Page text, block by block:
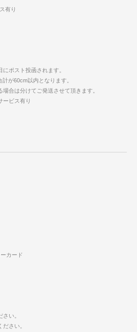
有り
にポスト投函されます。
が60cm以内となります。
場合は分けてご発送させて頂きます。
ービス有り
カード
い。
さい。